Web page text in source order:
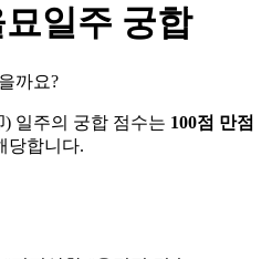
일주 궁합
까요?
) 일주의 궁합 점수는 100점 만점
당합니다.